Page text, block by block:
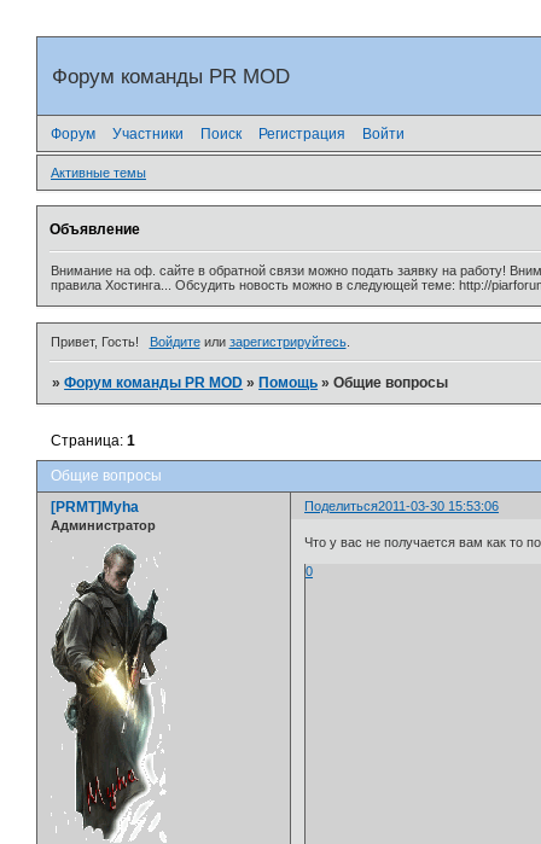
Форум команды PR MOD
Форум Участники Поиск Регистрация Войти
Активные темы
Объявление
Внимание на оф. сайте в обратной связи можно подать заявку на работу!
правила Хостинга... Обсудить новость можно в следующей теме: http://
Привет, Гость! Войдитеили зарегистрируйтесь.
»Форум команды PR MOD » Помощь »Общие вопросы
Общие вопросы
Страница:1
Поделиться2011-03-30 15:53:06
[PRMT]Myha
Администратор
Что у вас не получается вам как то
0